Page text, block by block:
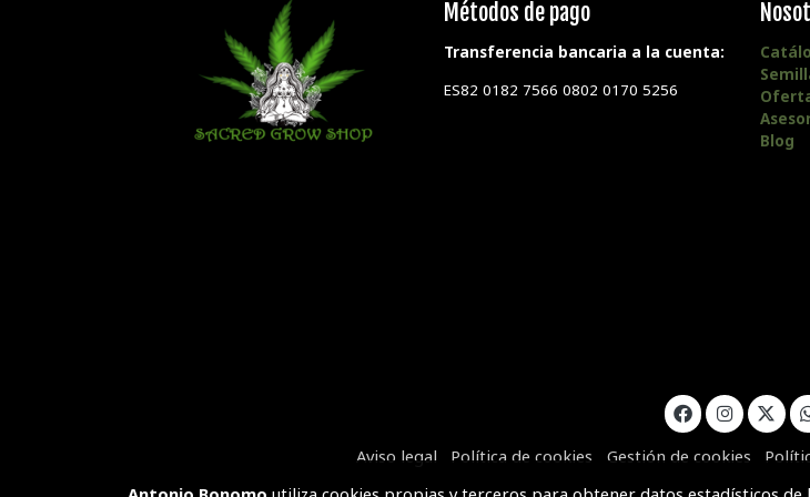
Métodos de pago
Transferencia bancaria a la cuenta:
ES82 0182 7566 0802 0170 5256
Blog
Aviso legal Política de cookies Gestión de cookies